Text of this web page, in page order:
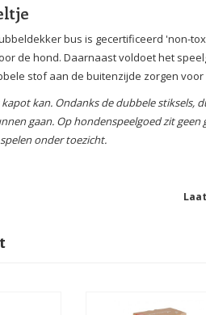
bus is gecertificeerd 'non-
de hond. Daarnaast voldoet het
stof aan de buitenzijde zorgen
kan. Ondanks de dubbele stiksels,
gaan. Op hondenspeelgoed zit
onder toezicht.